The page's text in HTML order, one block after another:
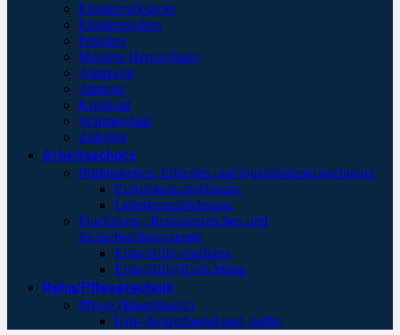
Einsatzrucksäcke
Einsatztaschen
Pouches
Massive Hemorrhage
Atemweg
Atmung
Kreislauf
Wärmeerhalt
Zubehör
Arbeitsschutz
Prüfplaketten, Etiketten und Qualitätskennzeichnung
Elektrokennzeichnung
Leiterkennzeichnung
Fluchtweg-, Rettungszeichen und
Sicherheistleitsysteme
Erste-Hilfe-Aushang
Erste-Hilfe-Einrichtung
Reha/Pflegetechnik
Pflege (Inkontinenz)
Urin-/Sekretbeutel und -halter